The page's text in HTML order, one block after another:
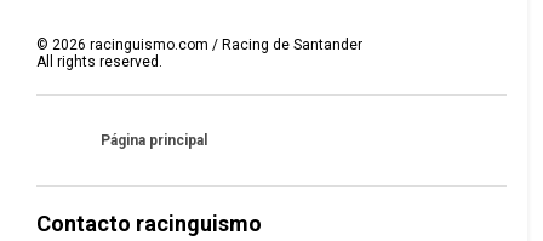
© 2026 racinguismo.com / Racing de Santander
All rights reserved.
Página principal
Contacto racinguismo